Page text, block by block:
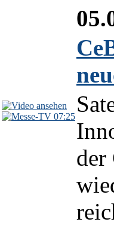
07:25
der